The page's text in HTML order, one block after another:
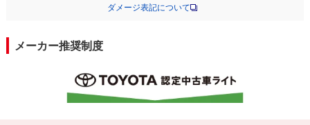
ダメージ表記について
メーカー推奨制度